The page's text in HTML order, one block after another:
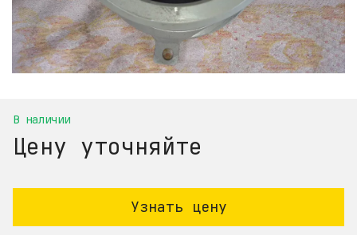
В наличии
Цену уточняйте
Узнать цену